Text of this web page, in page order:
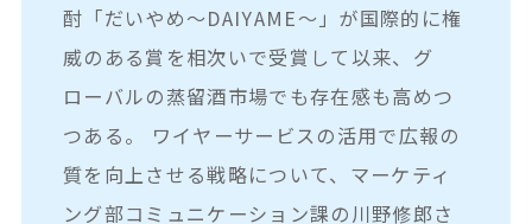
酎「だいやめ～DAIYAME～」が国際的に権
威のある賞を相次いで受賞して以来、グ
ローバルの蒸留酒市場でも存在感も高めつ
つある。 ワイヤーサービスの活用で広報の
質を向上させる戦略について、マーケティ
ング部コミュニケーション課の川野修郎さ